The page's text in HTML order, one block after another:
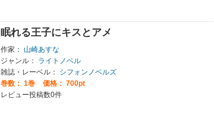
眠れる王子にキスとアメ
作家：
山崎あすな
ジャンル：
ライトノベル
雑誌・レーベル：
シフォンノベルズ
巻数： 1巻
価格： 700pt
レビュー投稿数0件